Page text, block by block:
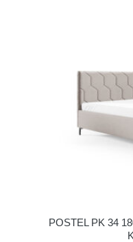
POSTEL PK 34